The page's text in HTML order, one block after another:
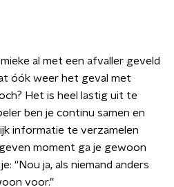
al met een afvaller geveld
óók weer het geval met
Het is heel lastig uit te
ben je continu samen en
informatie te verzamelen
moment ga je gewoon
“Nou ja, als niemand anders
voor.”